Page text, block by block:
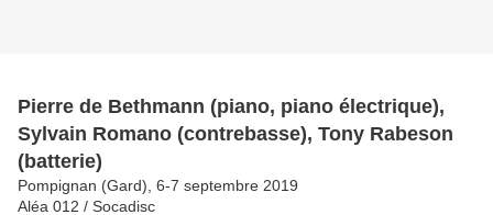
Pierre de Bethmann (piano, piano électrique),
Sylvain Romano (contrebasse), Tony Rabeson
(batterie)
Pompignan (Gard), 6-7 septembre 2019
Aléa 012 / Socadisc